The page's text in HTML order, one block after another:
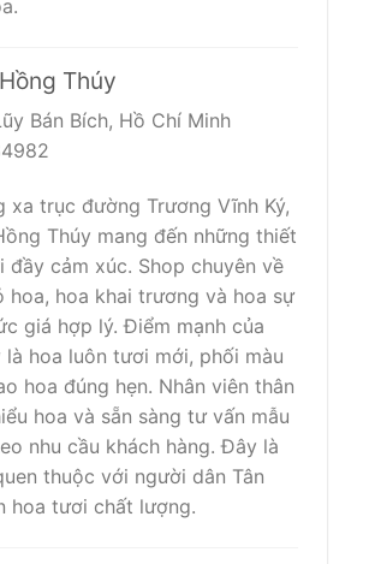
Thúy
Bán Bích, Hồ Chí Minh
xa trục đường Trương Vĩnh Ký,
Thúy mang đến những thiết
đầy cảm xúc. Shop chuyên về
hoa, hoa khai trương và hoa sự
giá hợp lý. Điểm mạnh của
là hoa luôn tươi mới, phối màu
hoa đúng hẹn. Nhân viên thân
hoa và sẵn sàng tư vấn mẫu
nhu cầu khách hàng. Đây là
thuộc với người dân Tân
hoa tươi chất lượng.